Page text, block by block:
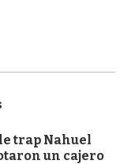
trap Nahuel
un cajero